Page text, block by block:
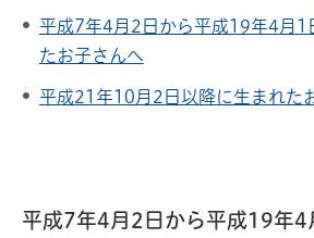
平成7年4月2日から平成19年4月1
たお子さんへ
平成21年10月2日以降に生まれた
平成7年4月2日から平成19年4